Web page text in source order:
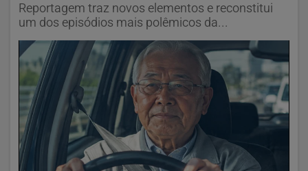
Reportagem traz novos elementos e reconstitui
um dos episódios mais polêmicos da...